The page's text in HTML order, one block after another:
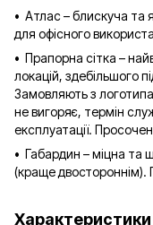
• Атлас – блискуча та
для офісного
• Прапорна сітка –
локацій, здебільшого
Замовляють з
не вигоряє, термін
експлуатації.
• Габардин – міцна та
(краще двостороннім).
Характеристики